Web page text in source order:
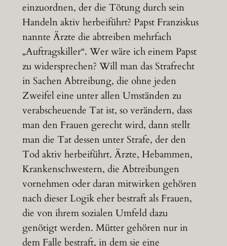
einzuordnen, der die Tötung durch sein
Handeln aktiv herbeiführt? Papst Franziskus
nannte Ärzte die abtreiben mehrfach
„Auftragskiller“. Wer wäre ich einem Papst
zu widersprechen? Will man das Strafrecht
in Sachen Abtreibung, die ohne jeden
Zweifel eine unter allen Umständen zu
verabscheuende Tat ist, so verändern, dass
man den Frauen gerecht wird, dann stellt
man die Tat dessen unter Strafe, der den
Tod aktiv herbeiführt. Ärzte, Hebammen,
Krankenschwestern, die Abtreibungen
vornehmen oder daran mitwirken gehören
nach dieser Logik eher bestraft als Frauen,
die von ihrem sozialen Umfeld dazu
genötigt werden. Mütter gehören nur in
dem Falle bestraft, in dem sie eine